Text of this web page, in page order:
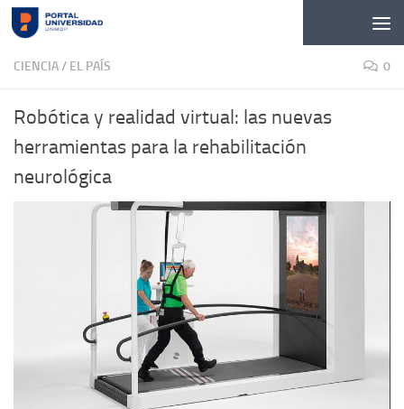
Skip to content
CIENCIA/ EL PAÍS 0
Robótica y realidad virtual: las nuevas
herramientas para la rehabilitación
neurológica